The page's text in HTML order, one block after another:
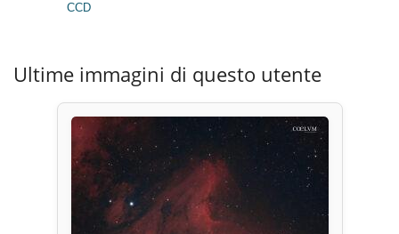
CCD
Ultime immagini di questo utente